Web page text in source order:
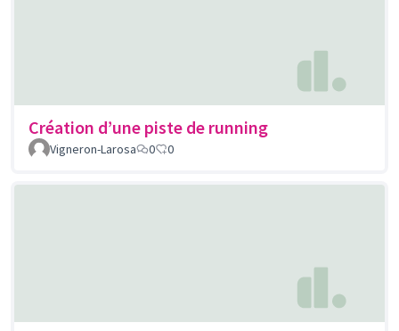
Création d’une piste de running
Vigneron-Larosa 0 0